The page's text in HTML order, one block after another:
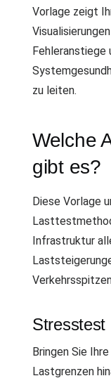
Vorlage zeigt
Fehleranstiege
zu leiten.
Welche
gibt es?
Diese Vorlage
Infrastruktur
Stresstest
Bringen Sie
Lastgrenzen